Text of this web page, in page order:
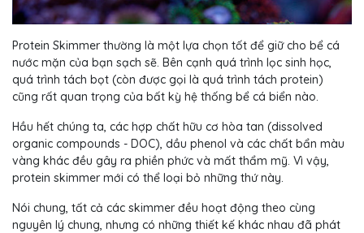
Protein Skimmer thường là một lựa chọn tốt để giữ cho bể cá
nước mặn của bạn sạch sẽ. Bên cạnh quá trình lọc sinh học,
quá trình tách bọt (còn được gọi là quá trình tách protein)
cũng rất quan trọng của bất kỳ hệ thống bể cá biển nào.
Hầu hết chúng ta, các hợp chất hữu cơ hòa tan (dissolved
organic compounds - DOC), dầu phenol và các chất bẩn màu
vàng khác đều gây ra phiền phức và mất thẩm mỹ. Vì vậy,
protein skimmer mới có thể loại bỏ những thứ này.
Nói chung, tất cả các skimmer đều hoạt động theo cùng
nguyên lý chung, nhưng có những thiết kế khác nhau đã phát